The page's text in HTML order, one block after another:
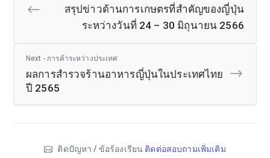
สรุปข่าวด้านการเกษตรที่สำคัญของญี่ปุ่น
ระหว่างวันที่ 24 – 30 มิถุนายน 2566
Next - การค้าระหว่างประเทศ
ผลการสำรวจร้านอาหารญี่ปุ่นในประเทศไทย
ปี 2565
ติดปัญหา / ข้อร้องเรียน ติดต่อสอบถามเพิ่มเติม